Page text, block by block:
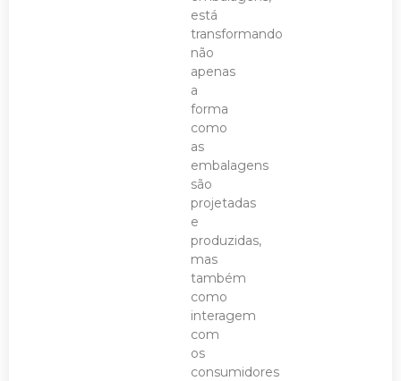
está
transformando
não
apenas
a
forma
como
as
embalagens
são
projetadas
e
produzidas,
mas
também
como
interagem
com
os
consumidores